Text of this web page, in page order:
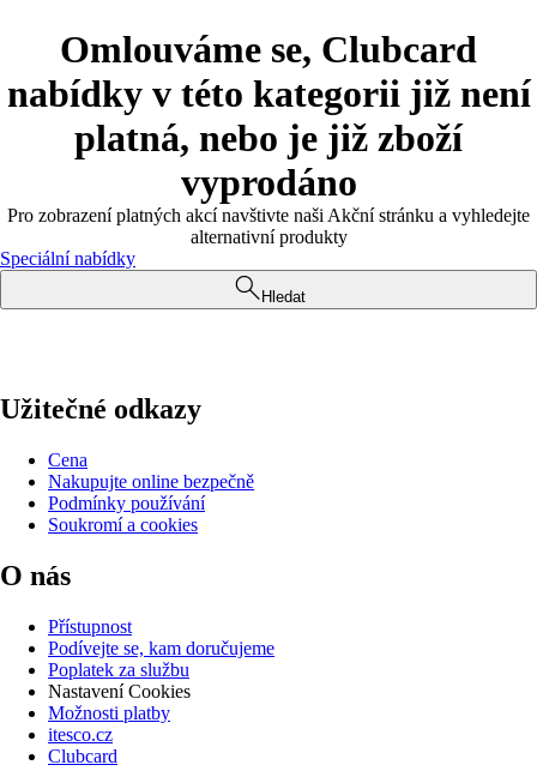
Omlouváme se, Clubcard
nabídky v této kategorii již není
platná, nebo je již zboží
vyprodáno
Pro zobrazení platných akcí navštivte naši Akční stránku a vyhledejte
alternativní produkty
Speciální nabídky
Hledat
Užitečné odkazy
Cena
Nakupujte online bezpečně
Podmínky používání
Soukromí a cookies
O nás
Přístupnost
Podívejte se, kam doručujeme
Poplatek za službu
Nastavení Cookies
Možnosti platby
itesco.cz
Clubcard